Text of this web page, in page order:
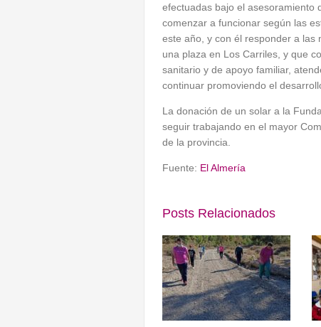
efectuadas bajo el asesoramiento
comenzar a funcionar según las
este año, y con él responder a las
una plaza en Los Carriles, y que
sanitario y de apoyo familiar,
continuar promoviendo el
La donación de un solar a la
seguir trabajando en el mayor
de la provincia.
Fuente: El Almería
Posts Relacionados